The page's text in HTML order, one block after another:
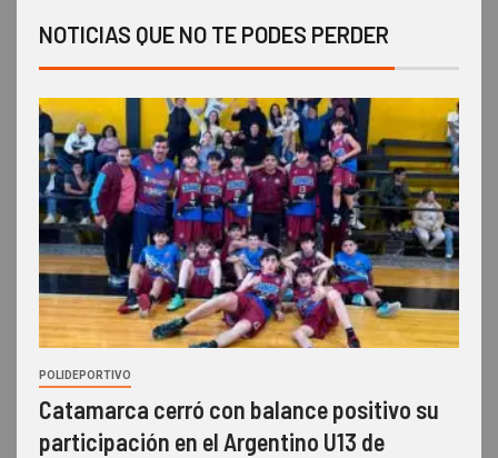
NOTICIAS QUE NO TE PODES PERDER
POLIDEPORTIVO
Catamarca cerró con balance positivo su
participación en el Argentino U13 de